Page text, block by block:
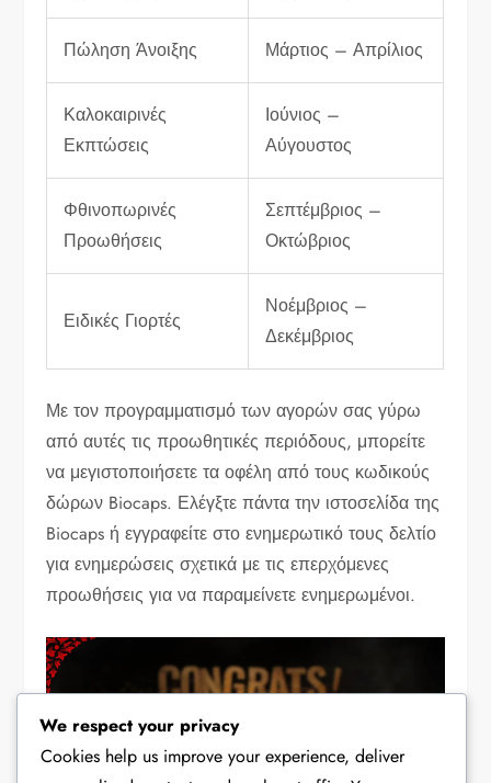
Πώληση Άνοιξης Μάρτιος – Απρίλιος
Καλοκαιρινές
Εκπτώσεις
Ιούνιος –
Αύγουστος
Φθινοπωρινές
Προωθήσεις
Σεπτέμβριος –
Οκτώβριος
Ειδικές Γιορτές
Νοέμβριος –
Δεκέμβριος
Με τον προγραμματισμό των αγορών σας γύρω
από αυτές τις προωθητικές περιόδους, μπορείτε
να μεγιστοποιήσετε τα οφέλη από τους κωδικούς
δώρων Biocaps. Ελέγξτε πάντα την ιστοσελίδα της
Biocaps ή εγγραφείτε στο ενημερωτικό τους δελτίο
για ενημερώσεις σχετικά με τις επερχόμενες
προωθήσεις για να παραμείνετε ενημερωμένοι.
We respect your privacy
Cookies help us improve your experience, deliver